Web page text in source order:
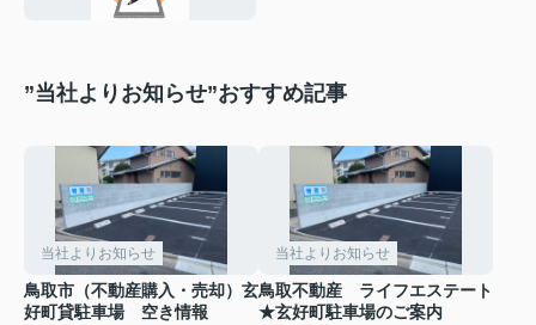
”当社よりお知らせ”おすすめ記事
当社よりお知らせ
鳥取市（不動産購入・売却）玄
好町貸駐車場 空き情報
当社よりお知らせ
鳥取不動産 ライフエステート
★玄好町駐車場のご案内